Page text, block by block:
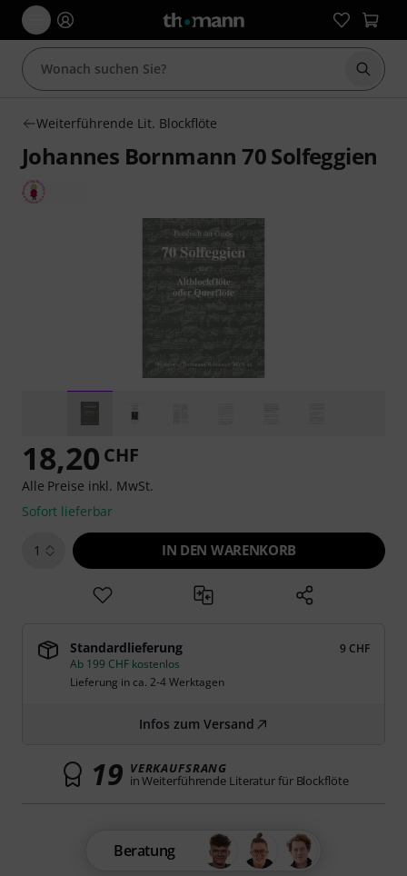
Suche
Weiterführende Lit. Blockflöte
Johannes Bornmann 70 Solfeggien
18,20 CHF
Alle Preise inkl. MwSt.
Sofort lieferbar
1 IN DEN WARENKORB
Standardlieferung
9 CHF
Ab 199 CHF kostenlos
Lieferung in ca. 2-4 Werktagen
Infos zum Versand
19 VERKAUFSRANG
in Weiterführende Literatur für Blockflöte
Beratung